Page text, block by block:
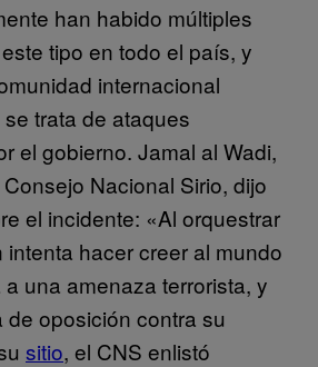
han habido múltiples
tipo en todo el país, y
internacional
trata de ataques
el gobierno. Jamal al Wadi,
Nacional Sirio, dijo
el incidente: «Al orquestrar
intenta hacer creer al mundo
una amenaza terrorista, y
de oposición contra su
sitio, el CNS enlistó